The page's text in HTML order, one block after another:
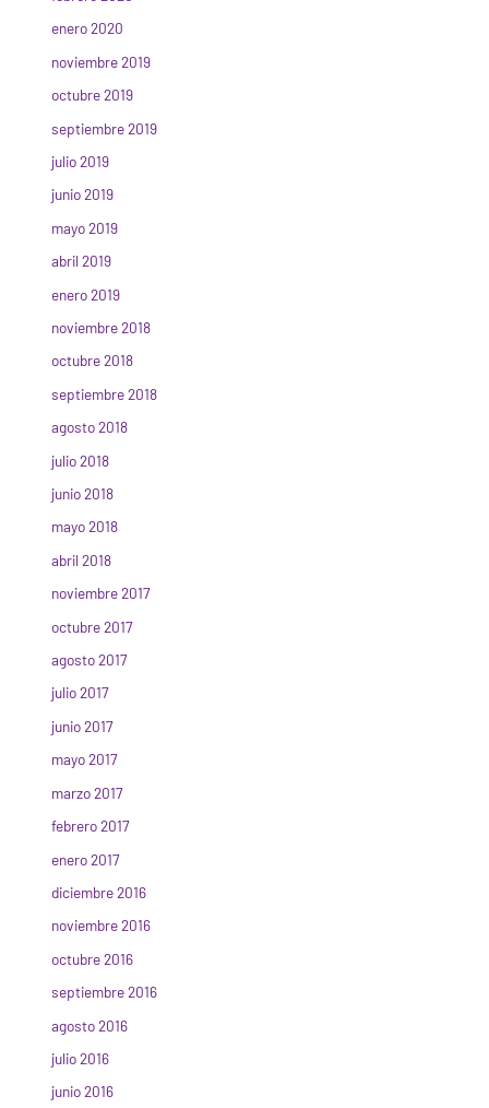
enero 2020
noviembre 2019
octubre 2019
septiembre 2019
julio 2019
junio 2019
mayo 2019
abril 2019
enero 2019
noviembre 2018
octubre 2018
septiembre 2018
agosto 2018
julio 2018
junio 2018
mayo 2018
abril 2018
noviembre 2017
octubre 2017
agosto 2017
julio 2017
junio 2017
mayo 2017
marzo 2017
febrero 2017
enero 2017
diciembre 2016
noviembre 2016
octubre 2016
septiembre 2016
agosto 2016
julio 2016
junio 2016